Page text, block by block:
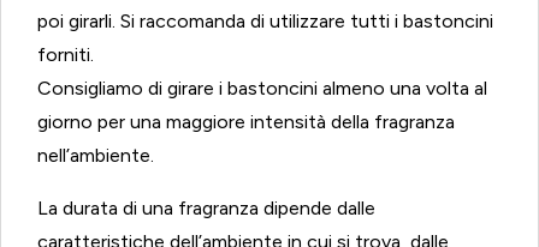
poi girarli. Si raccomanda di utilizzare tutti i bastoncini
forniti.
Consigliamo di girare i bastoncini almeno una volta al
giorno per una maggiore intensità della fragranza
nell’ambiente.
La durata di una fragranza dipende dalle
caratteristiche dell’ambiente in cui si trova, dalle